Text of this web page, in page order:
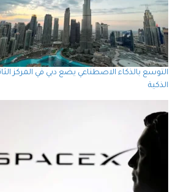
التوسع بالذكاء الاصطناعي يضع دبي في المركز
الذكية